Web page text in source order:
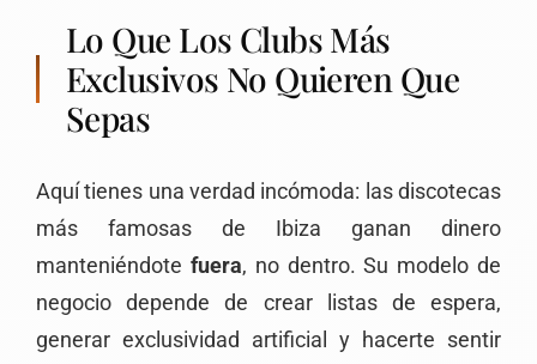
Lo Que Los Clubs Más
Exclusivos No Quieren Que
Sepas
Aquí tienes una verdad incómoda: las discotecas
más famosas de Ibiza ganan dinero
manteniéndote fuera, no dentro. Su modelo de
negocio depende de crear listas de espera,
generar exclusividad artificial y hacerte sentir